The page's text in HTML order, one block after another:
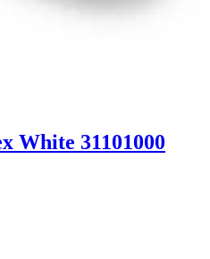
White 31101000